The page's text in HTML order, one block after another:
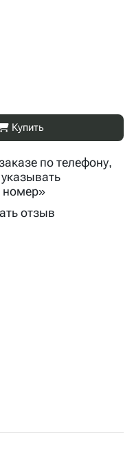
Купить
по телефону,
отзыв